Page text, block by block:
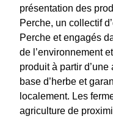
présentation des
Perche, un collectif
Perche et engagés
de l’environnement
produit à partir
base d’herbe et
localement. Les
agriculture de